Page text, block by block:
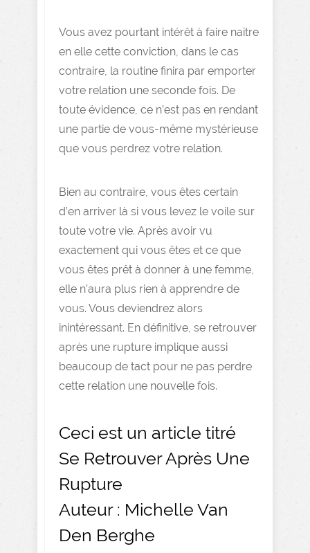
Vous avez pourtant intérêt à faire naitre
en elle cette conviction, dans le cas
contraire, la routine finira par emporter
votre relation une seconde fois. De
toute évidence, ce n’est pas en rendant
une partie de vous-même mystérieuse
que vous perdrez votre relation.
Bien au contraire, vous êtes certain
d’en arriver là si vous levez le voile sur
toute votre vie. Après avoir vu
exactement qui vous êtes et ce que
vous êtes prêt à donner à une femme,
elle n’aura plus rien à apprendre de
vous. Vous deviendrez alors
inintéressant. En définitive, se retrouver
après une rupture implique aussi
beaucoup de tact pour ne pas perdre
cette relation une nouvelle fois.
Ceci est un article titré
Se Retrouver Après Une
Rupture
Auteur : Michelle Van
Den Berghe